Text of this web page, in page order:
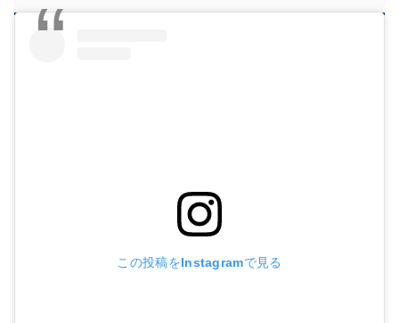
この投稿をInstagramで見る